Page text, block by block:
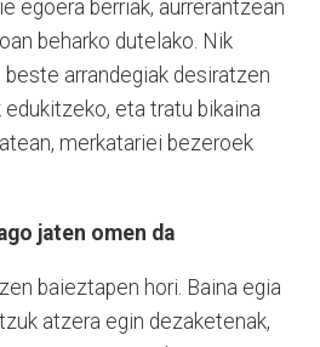
egoera berriak, aurrerantzean
beharko dutelako. Nik
arrandegiak desiratzen
eta tratu bikaina
merkatariei bezeroek
jaten omen da
baieztapen hori. Baina egia
atzera egin dezaketenak,